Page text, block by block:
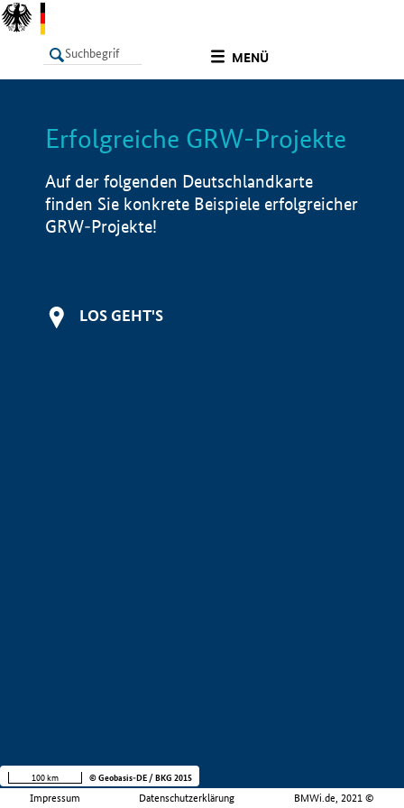
MENÜ
LISTE Info
Erfolgreiche GRW-Projekte
Auf der folgenden Deutschlandkarte
finden Sie konkrete Beispiele erfolgreicher
GRW-Projekte!
LOS GEHT'S
Impressum Datenschutzerklärung BMWi.de, 2021 ©
100 km © Geobasis-DE / BKG 2015